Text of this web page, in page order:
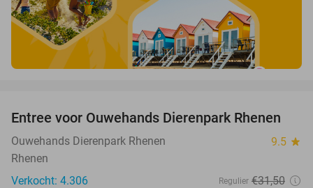
19%
Entree voor Ouwehands Dierenpark Rhenen
Ouwehands Dierenpark Rhenen 9.5 star
Rhenen
Verkocht: 4.306
Regulier €31,50